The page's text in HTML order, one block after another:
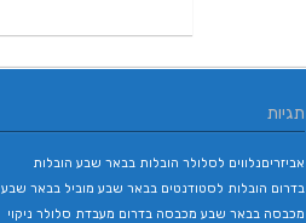
תגיות
אביזריםנלווים לסלולר הובלות בבאר שבע הובלות
בדרום הובלות לסטודנטים בבאר שבע מוביל בבאר שבע
מכבסה בבאר שבע מכבסה בדרום מעבדת סלולר ניקוי